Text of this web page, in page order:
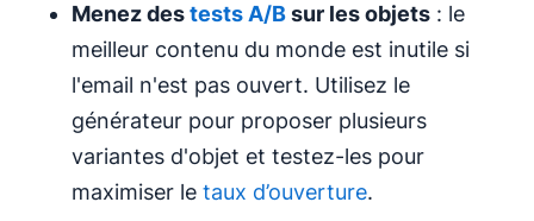
Menez destests A/Bsur les objets : le
meilleur contenu du monde est inutile si
l'email n'est pas ouvert. Utilisez le
générateur pour proposer plusieurs
variantes d'objet et testez-les pour
maximiser le taux d’ouverture.